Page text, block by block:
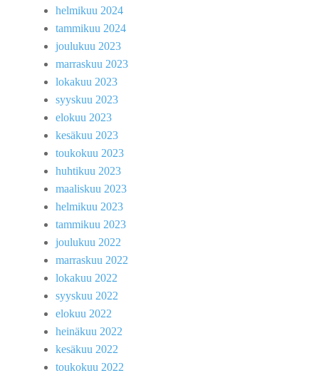
helmikuu 2024
tammikuu 2024
joulukuu 2023
marraskuu 2023
lokakuu 2023
syyskuu 2023
elokuu 2023
kesäkuu 2023
toukokuu 2023
huhtikuu 2023
maaliskuu 2023
helmikuu 2023
tammikuu 2023
joulukuu 2022
marraskuu 2022
lokakuu 2022
syyskuu 2022
elokuu 2022
heinäkuu 2022
kesäkuu 2022
toukokuu 2022